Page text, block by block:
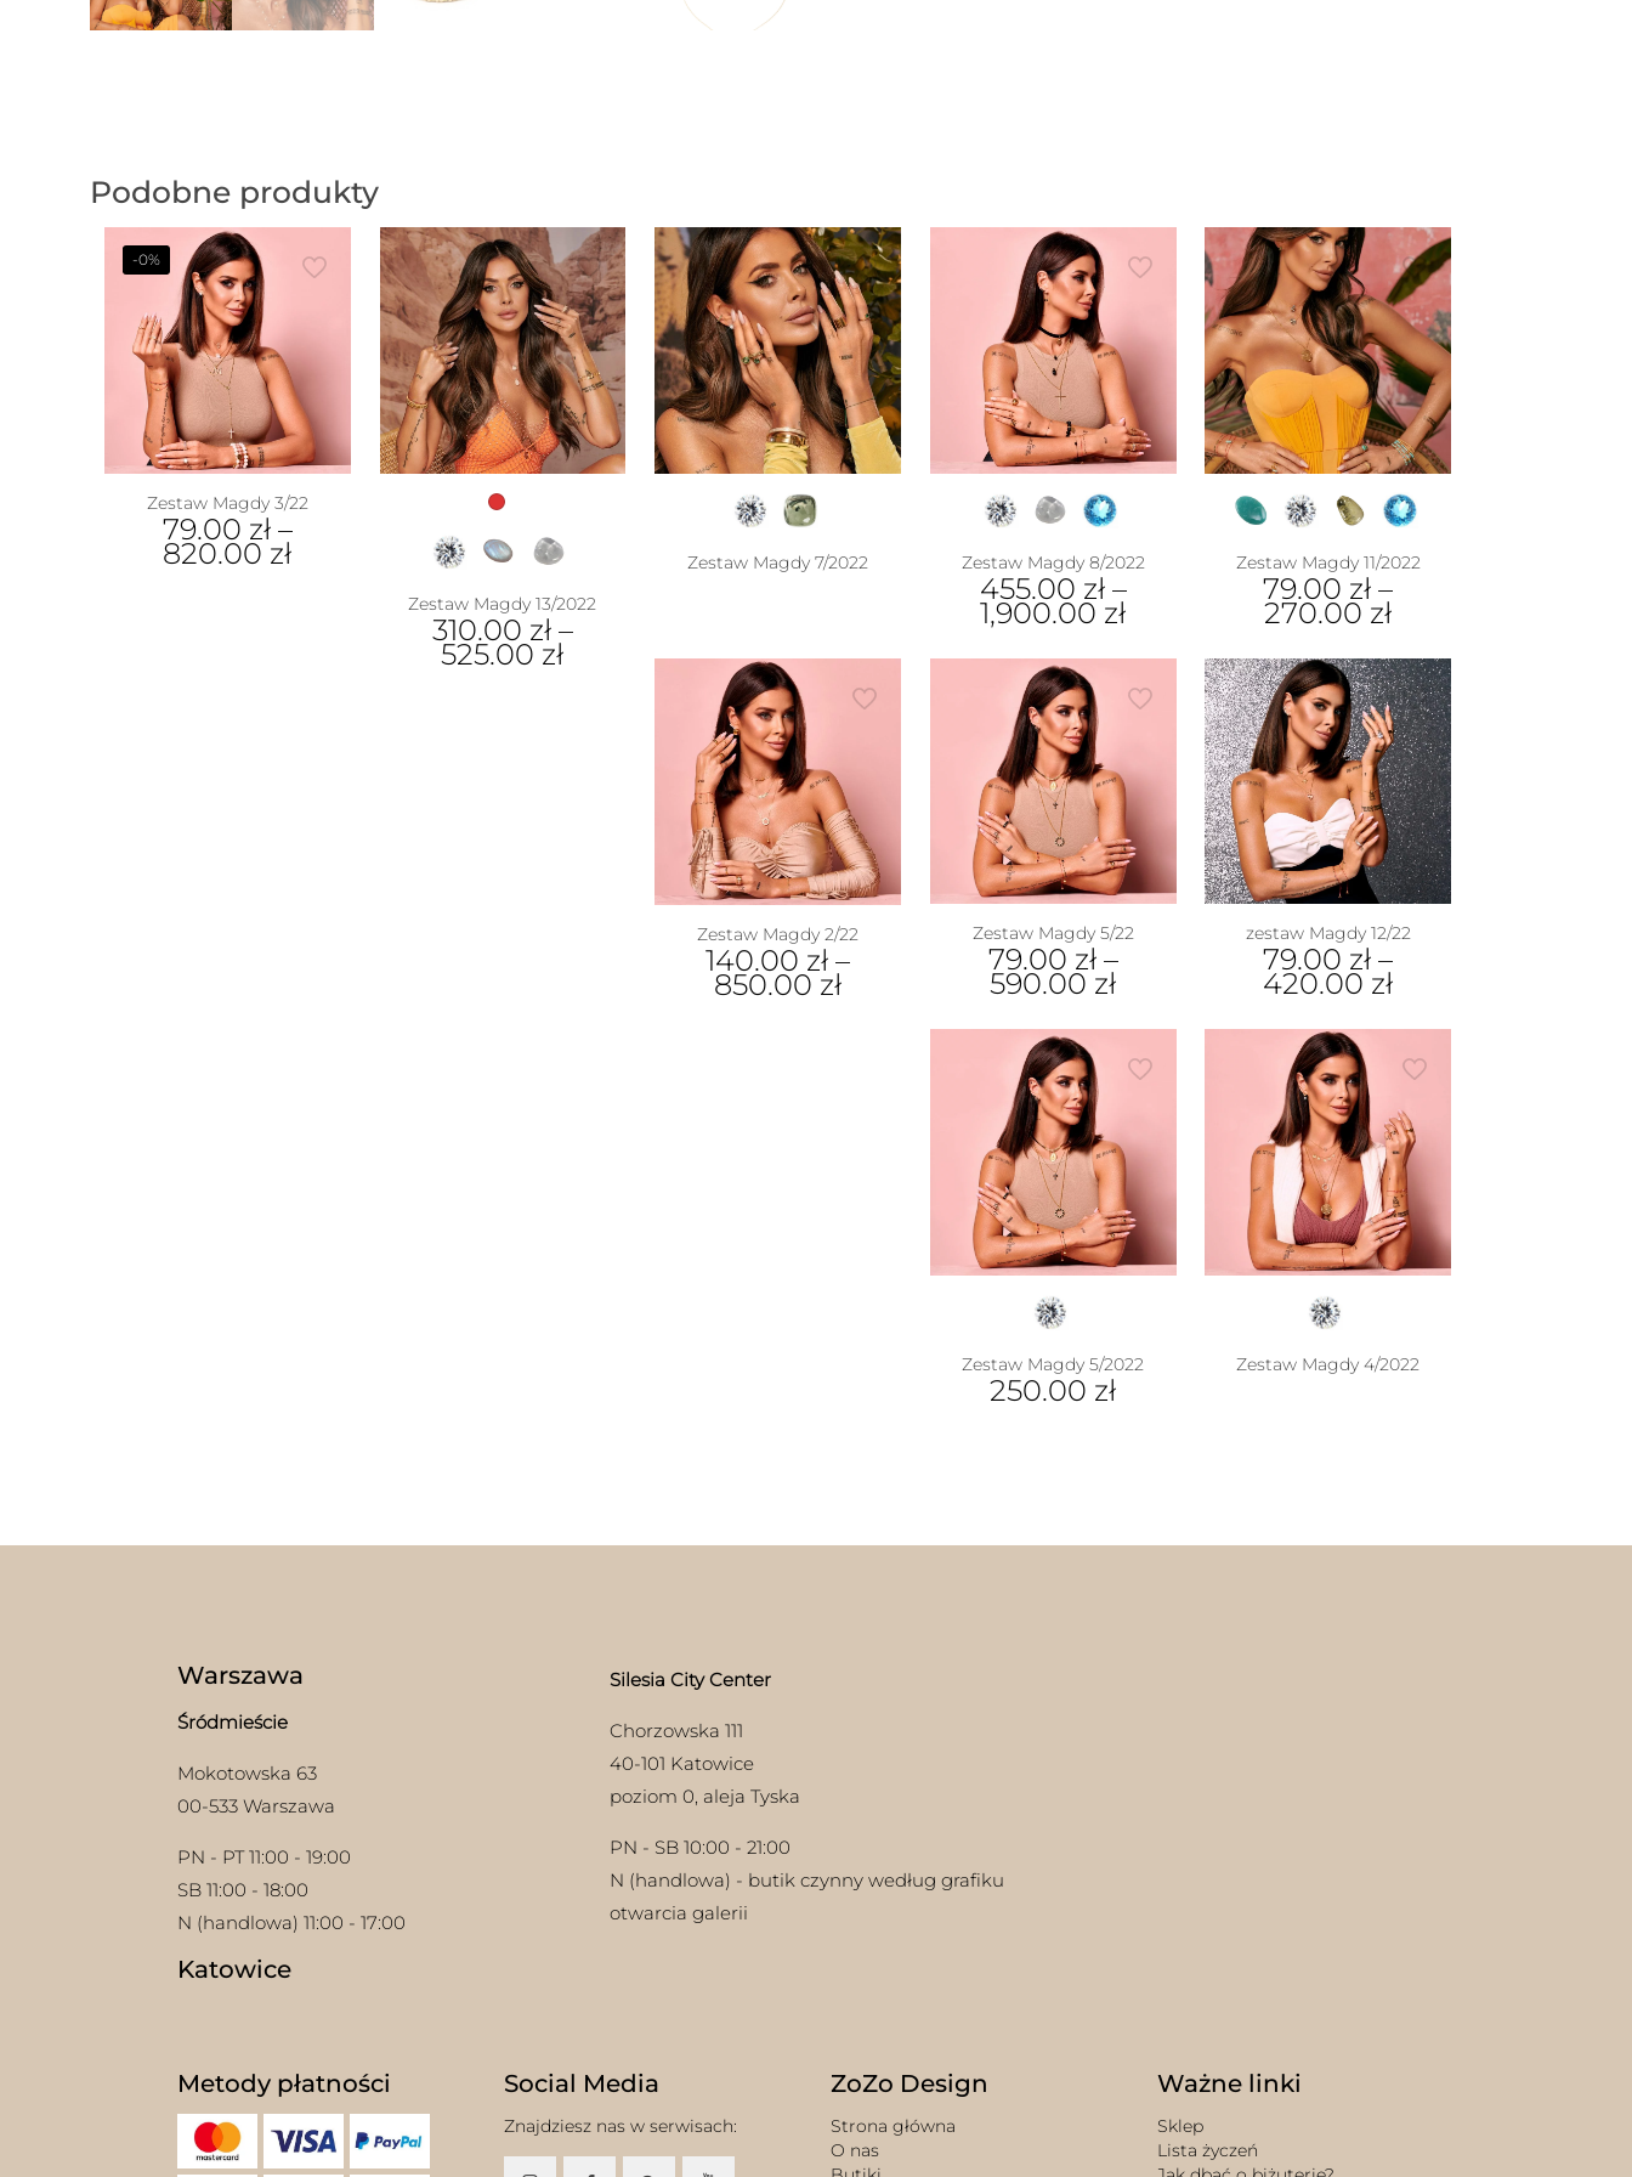
Podobne produkty
-0%
Zestaw Magdy 3/22
79.00 zł–
820.00 zł
Zestaw Magdy 13/2022
310.00 zł–
525.00 zł
Zestaw Magdy 7/2022 Zestaw Magdy 8/2022
455.00 zł–
1,900.00 zł
Zestaw Magdy 11/2022
79.00 zł –
270.00 zł
Zestaw Magdy 2/22
140.00 zł –
850.00 zł
Zestaw Magdy 5/22
79.00 zł–
590.00 zł
zestaw Magdy 12/22
79.00 zł –
420.00 zł
Zestaw Magdy 5/2022
250.00 zł
Zestaw Magdy 4/2022
Warszawa
Śródmieście
Mokotowska 63
00-533 Warszawa
PN - PT 11:00 - 19:00
SB 11:00 - 18:00
N (handlowa) 11:00 - 17:00
Katowice
Silesia City Center
Chorzowska 111
40-101 Katowice
poziom 0, aleja Tyska
PN - SB 10:00 - 21:00
N (handlowa) - butik czynny według grafiku
otwarcia galerii
Metody płatności Social Media
Znajdziesz nas w serwisach:
ZoZo Design
Strona główna
O nas
Ważne linki
Sklep
Lista życzeń